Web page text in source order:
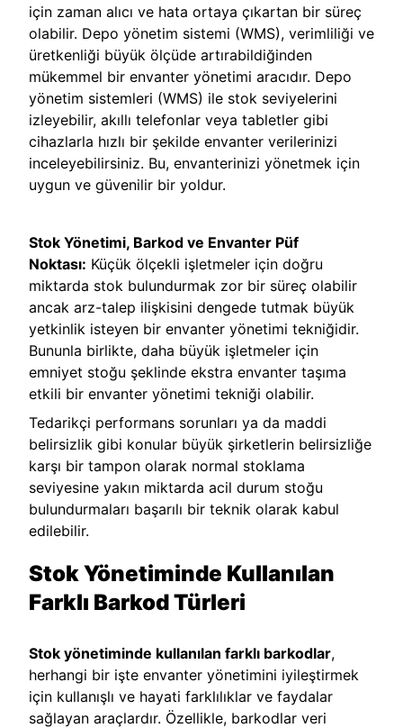
için zaman alıcı ve hata ortaya çıkartan bir süreç
olabilir. Depo yönetim sistemi (WMS), verimliliği ve
üretkenliği büyük ölçüde artırabildiğinden
mükemmel bir envanter yönetimi aracıdır. Depo
yönetim sistemleri (WMS) ile stok seviyelerini
izleyebilir, akıllı telefonlar veya tabletler gibi
cihazlarla hızlı bir şekilde envanter verilerinizi
inceleyebilirsiniz. Bu, envanterinizi yönetmek için
uygun ve güvenilir bir yoldur.
Stok Yönetimi, Barkod ve Envanter Püf
Noktası: Küçük ölçekli işletmeler için doğru
miktarda stok bulundurmak zor bir süreç olabilir
ancak arz-talep ilişkisini dengede tutmak büyük
yetkinlik isteyen bir envanter yönetimi tekniğidir.
Bununla birlikte, daha büyük işletmeler için
emniyet stoğu şeklinde ekstra envanter taşıma
etkili bir envanter yönetimi tekniği olabilir.
Tedarikçi performans sorunları ya da maddi
belirsizlik gibi konular büyük şirketlerin belirsizliğe
karşı bir tampon olarak normal stoklama
seviyesine yakın miktarda acil durum stoğu
bulundurmaları başarılı bir teknik olarak kabul
edilebilir.
Stok Yönetiminde Kullanılan
Farklı Barkod Türleri
Stok yönetiminde kullanılan farklı barkodlar,
herhangi bir işte envanter yönetimini iyileştirmek
için kullanışlı ve hayati farklılıklar ve faydalar
sağlayan araçlardır. Özellikle, barkodlar veri